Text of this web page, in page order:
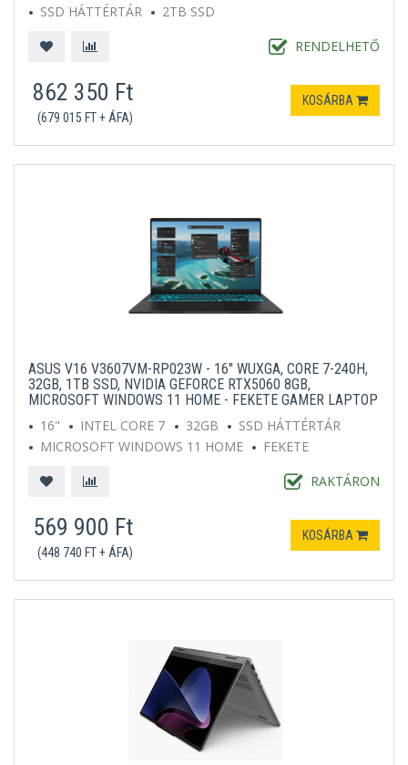
SSD HÁTTÉRTÁR
2TB SSD
RENDELHETŐ
862 350 Ft
(679 015 FT + ÁFA)
KOSÁRBA
ASUS V16 V3607VM-RP023W - 16" WUXGA, CORE 7-240H,
32GB, 1TB SSD, NVIDIA GEFORCE RTX5060 8GB,
MICROSOFT WINDOWS 11 HOME - FEKETE GAMER LAPTOP
16"
INTEL CORE 7 32GB
SSD HÁTTÉRTÁR
MICROSOFT WINDOWS 11 HOME
FEKETE
RAKTÁRON
569 900 Ft
(448 740 FT + ÁFA)
KOSÁRBA